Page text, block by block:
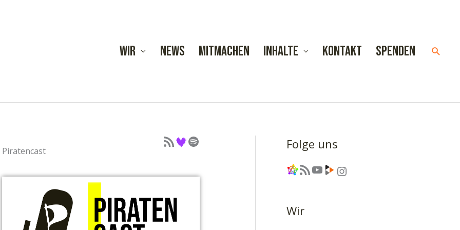
Wir News Mitmachen Inhalte Kontakt Spenden
Piratencast
Podcast als Feed Podcast auf Deezer Podcast auf Spotify Folge uns
Link RSS-Feed YouTube Link Instagram
Wir